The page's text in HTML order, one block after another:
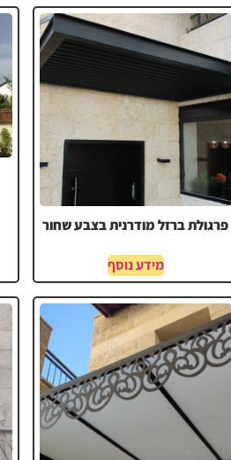
פרגולת ברזל מודרנית בצבע שחור
מידע נוסף